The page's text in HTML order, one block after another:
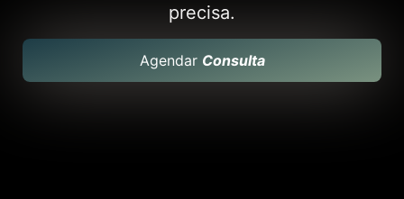
precisa.
Agendar Consulta